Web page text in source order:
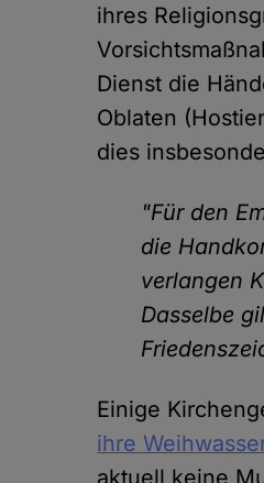
ihres
Dienst die
Oblaten
dies
"Für den
die
verlangen
Dasselbe
Einige
ihre